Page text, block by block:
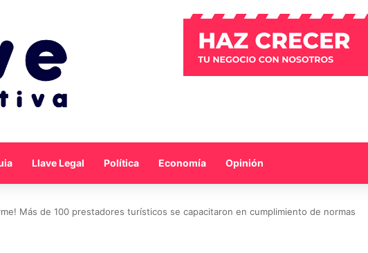
Llave Legal Política Economía Opinión
Más de 100 prestadores turísticos se capacitaron en cumplimiento de normas